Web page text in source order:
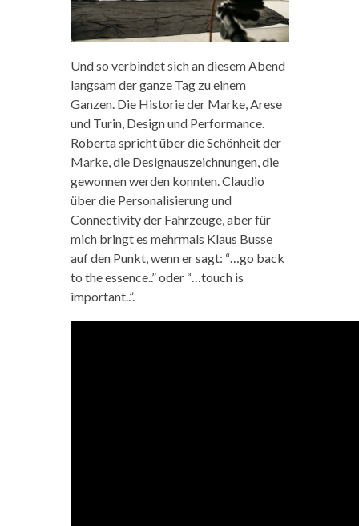
Und so verbindet sich an diesem Abend
langsam der ganze Tag zu einem
Ganzen. Die Historie der Marke, Arese
und Turin, Design und Performance.
Roberta spricht über die Schönheit der
Marke, die Designauszeichnungen, die
gewonnen werden konnten. Claudio
über die Personalisierung und
Connectivity der Fahrzeuge, aber für
mich bringt es mehrmals Klaus Busse
auf den Punkt, wenn er sagt: “…go back
to the essence..” oder “…touch is
important..”.